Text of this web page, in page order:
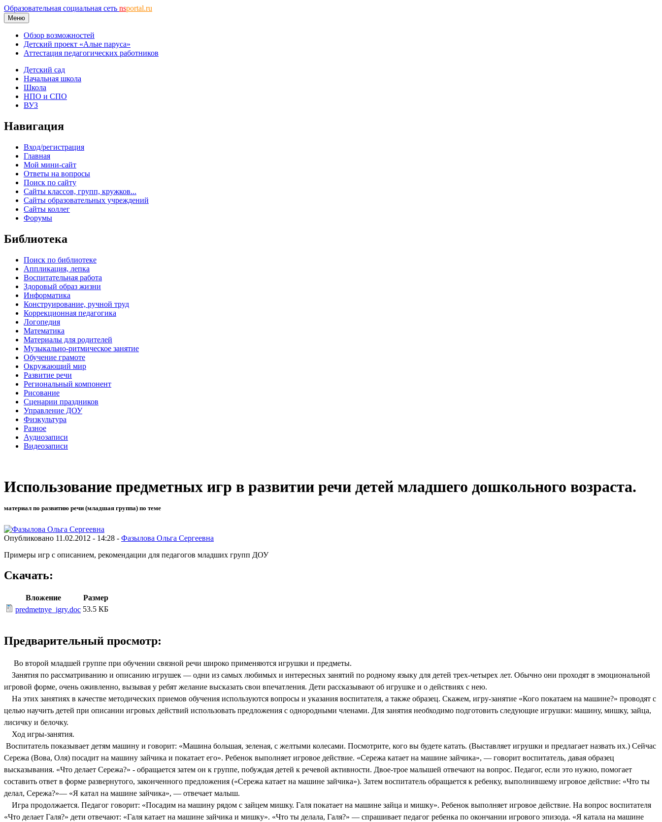
Образовательная социальная сеть nsportal.ru
Меню
Обзор возможностей
Детский проект «Алые паруса»
Аттестация педагогических работников
Детский сад
Начальная школа
Школа
НПО и СПО
ВУЗ
Навигация
Вход/регистрация
Главная
Мой мини-сайт
Ответы на вопросы
Поиск по сайту
Сайты классов, групп, кружков...
Сайты образовательных учреждений
Сайты коллег
Форумы
Библиотека
Поиск по библиотеке
Аппликация, лепка
Воспитательная работа
Здоровый образ жизни
Информатика
Конструирование, ручной труд
Коррекционная педагогика
Логопедия
Математика
Материалы для родителей
Музыкально-ритмическое занятие
Обучение грамоте
Окружающий мир
Развитие речи
Региональный компонент
Рисование
Сценарии праздников
Управление ДОУ
Физкультура
Разное
Аудиозаписи
Видеозаписи
Использование предметных игр в развитии речи детей младшего дошкольного возраста.
материал по развитию речи (младшая группа) по теме
Опубликовано 11.02.2012 - 14:28 - Фазылова Ольга Сергеевна
Примеры игр с описанием, рекомендации для педагогов младших групп ДОУ
Скачать:
Вложение
Размер
predmetnye_igry.doc 53.5 КБ
Предварительный просмотр:
Во второй младшей группе при обучении связной речи широко применяются игрушки и предметы.
Занятия по рассматриванию и описанию игрушек — одни из самых любимых и интересных занятий по родному языку для детей трех-четырех лет. Обычно они проходят в эмоциональной
игровой форме, очень оживленно, вызывая у ребят желание высказать свои впечатления. Дети рассказывают об игрушке и о действиях с нею.
На этих занятиях в качестве методических приемов обучения используются вопросы и указания воспитателя, а также образец. Скажем, игру-занятие «Кого покатаем на машине?» проводят с
целью научить детей при описании игровых действий использовать предложения с однородными членами. Для занятия необходимо подготовить следующие игрушки: машину, мишку, зайца,
лисичку и белочку.
Ход игры-занятия.
Воспитатель показывает детям машину и говорит: «Машина большая, зеленая, с желтыми колесами. Посмотрите, кого вы будете катать. (Выставляет игрушки и предлагает назвать их.) Сейчас
Сережа (Вова, Оля) посадит на машину зайчика и покатает его». Ребенок выполняет игровое действие. «Сережа катает на машине зайчика», — говорит воспитатель, давая образец
высказывания. «Что делает Сережа?» - обращается затем он к группе, побуждая детей к речевой активности. Двое-трое малышей отвечают на вопрос. Педагог, если это нужно, помогает
составить ответ в форме развернутого, законченного предложения («Сережа катает на машине зайчика»). Затем воспитатель обращается к ребенку, выполнившему игровое действие: «Что ты
делал, Сережа?»— «Я катал на машине зайчика», — отвечает малыш.
Игра продолжается. Педагог говорит: «Посадим на машину рядом с зайцем мишку. Галя покатает на машине зайца и мишку». Ребенок выполняет игровое действие. На вопрос воспитателя
«Что делает Галя?» дети отвечают: «Галя катает на машине зайчика и мишку». «Что ты делала, Галя?» — спрашивает педагог ребенка по окончании игрового эпизода. «Я катала на машине